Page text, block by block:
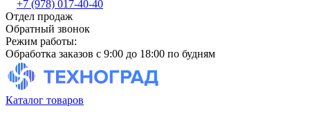
+7 (978) 017-40-40
Отдел продаж
Обратный звонок
Режим работы:
Обработка заказов с 9:00 до 18:00 по будням
Каталог товаров